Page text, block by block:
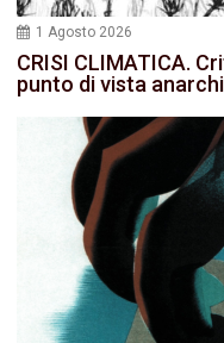
1 Agosto 2026
CRISI CLIMATICA.
punto di vista